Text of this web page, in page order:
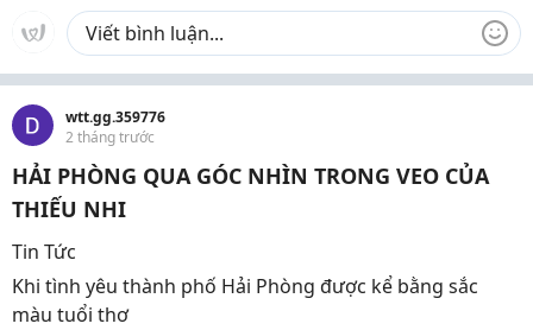
wtt.gg.359776
2 tháng trước
HẢI PHÒNG QUA GÓC NHÌN TRONG VEO CỦA
THIẾU NHI
Tin Tức
Khi tình yêu thành phố Hải Phòng được kể bằng sắc
màu tuổi thơ